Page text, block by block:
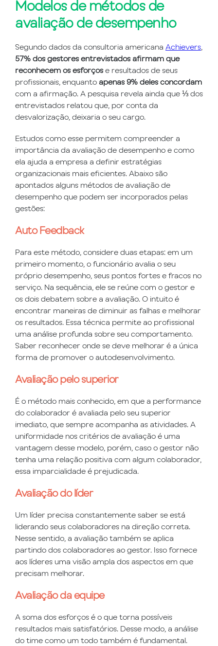
Modelos de métodos de
avaliação de desempenho
Segundo dados da consultoria americana Achievers
57% dos gestores entrevistados afirmam que
reconhecem os esforçose resultados de seus
profissionais, enquanto apenas 9% deles concordam
com a afirmação. A pesquisa revela ainda que ⅓ dos
entrevistados relatou que, por conta da
desvalorização, deixaria o seu cargo.
Estudos como esse permitem compreender a
importância da avaliação de desempenho e como
ela ajuda a empresa a definir estratégias
organizacionais mais eficientes. Abaixo são
apontados alguns métodos de avaliação de
desempenho que podem ser incorporados pelas
gestões:
Auto Feedback
Para este método, considere duas etapas: em um
primeiro momento, o funcionário avalia o seu
próprio desempenho, seus pontos fortes e fracos no
serviço. Na sequência, ele se reúne com o gestor e
os dois debatem sobre a avaliação. O intuito é
encontrar maneiras de diminuir as falhas e melhorar
os resultados. Essa técnica permite ao profissional
uma análise profunda sobre seu comportamento.
Saber reconhecer onde se deve melhorar é a única
forma de promover o autodesenvolvimento.
Avaliação pelo superior
É o método mais conhecido, em que a performance
do colaborador é avaliada pelo seu superior
imediato, que sempre acompanha as atividades. A
uniformidade nos critérios de avaliação é uma
vantagem desse modelo, porém, caso o gestor não
tenha uma relação positiva com algum colaborador,
essa imparcialidade é prejudicada.
Avaliação do líder
Um líder precisa constantemente saber se está
liderando seus colaboradores na direção correta.
Nesse sentido, a avaliação também se aplica
partindo dos colaboradores ao gestor. Isso fornece
aos líderes uma visão ampla dos aspectos em que
precisam melhorar.
Avaliação da equipe
A soma dos esforços é o que torna possíveis
resultados mais satisfatórios. Desse modo, a análise
do time como um todo também é fundamental.